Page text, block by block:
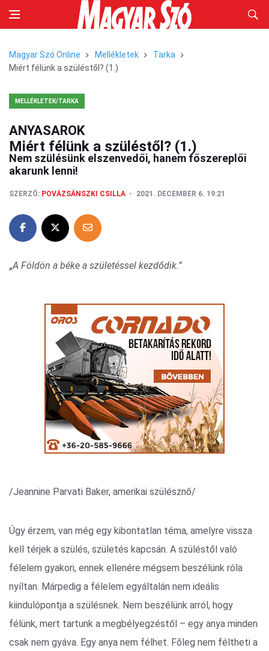
Magyar Szó Online Mellékletek
Tarka
Miért félünk a szüléstől? (1.)
MELLÉKLETEK/TARKA
ANYASAROK
Miért félünk a szüléstől? (1.)
Nem szülésünk elszenvedői, hanem főszereplői
akarunk lenni!
SZERZŐ: POVÁZSÁNSZKI CSILLA 2021. DECEMBER 6. 19:21
„A Földön a béke a születéssel kezdődik.”
/Jeannine Parvati Baker, amerikai szülésznő/
Úgy érzem, van még egy kibontatlan téma, amelyre vissza
kell térjek a szülés, születés kapcsán. A szüléstől való
félelem gyakori, ennek ellenére mégsem beszélünk róla
nyíltan. Márpedig a félelem egyáltalán nem ideális
kiindulópontja a szülésnek. Nem beszélünk arról, hogy
félünk, mert tartunk a megbélyegzéstől – egy anya minden
csak nem gyáva. Egy anya nem félhet. Főleg nem féltheti a